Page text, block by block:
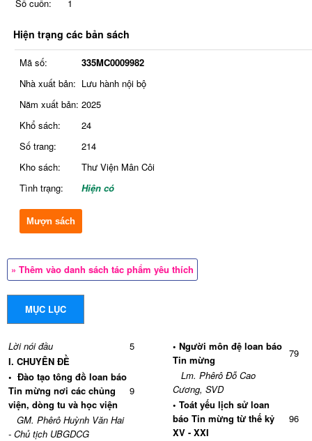
Số cuốn:
1
Hiện trạng các bản sách
Mã số:
335MC0009982
Nhà xuất bản: Lưu hành nội bộ
Năm xuất bản: 2025
Khổ sách:
24
Số trang:
214
Kho sách:
Thư Viện Mân Côi
Tình trạng:
Hiện có
Mượn sách
» Thêm vào danh sách tác phẩm yêu thích
MỤC LỤC
Lời nói đầu
5
I. CHUYÊN ĐỀ
• Đào tạo tông đồ loan báo
Tin mừng nơi các chủng
viện, dòng tu và học viện
9
GM. Phêrô Huỳnh Văn Hai
- Chủ tịch UBGDCG
• Người môn đệ loan báo
Tin mừng
79
Lm. Phêrô Đỗ Cao
Cương, SVD
• Toát yếu lịch sử loan
báo Tin mừng từ thế kỷ
XV - XXI
96